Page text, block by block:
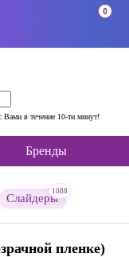
Вами в течение 10-ти минут!
0
Бренды
Слайдеры
1088
пленке)